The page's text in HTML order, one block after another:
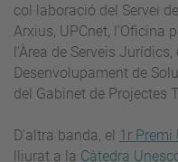
col·laboració del Servei
Arxius, UPCnet, l’Oficina
l’Àrea de Serveis
Desenvolupament de
del Gabinet de Projectes
D'altra banda, el 1r Premi
lliurat a la Càtedra